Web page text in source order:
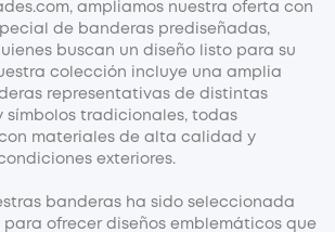
, ampliamos nuestra oferta con
de banderas prediseñadas,
buscan un diseño listo para su
colección incluye una amplia
representativas de distintas
símbolos tradicionales, todas
materiales de alta calidad y
exteriores.
banderas ha sido seleccionada
ofrecer diseños emblemáticos que